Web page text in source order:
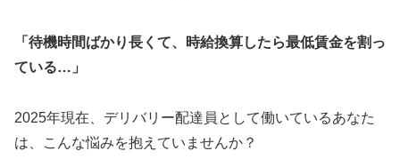
「待機時間ばかり長くて、時給換算したら最低賃金を割っ
ている…」
2025年現在、デリバリー配達員として働いているあなた
は、こんな悩みを抱えていませんか？